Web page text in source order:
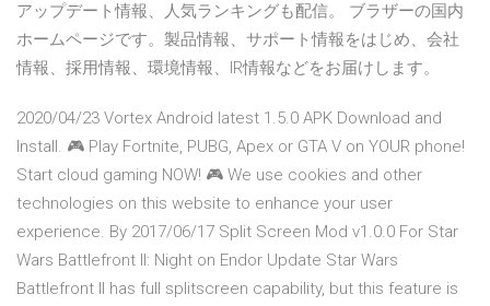
アップデート情報、人気ランキングも配信。 ブラザーの国内
ホームページです。製品情報、サポート情報をはじめ、会社
情報、採用情報、環境情報、IR情報などをお届けします。
2020/04/23 Vortex Android latest 1.5.0 APK Download and
Install. 🎮 Play Fortnite, PUBG, Apex or GTA V on YOUR phone!
Start cloud gaming NOW! 🎮 We use cookies and other
technologies on this website to enhance your user
experience. By 2017/06/17 Split Screen Mod v1.0.0 For Star
Wars Battlefront II: Night on Endor Update Star Wars
Battlefront II has full splitscreen capability, but this feature is